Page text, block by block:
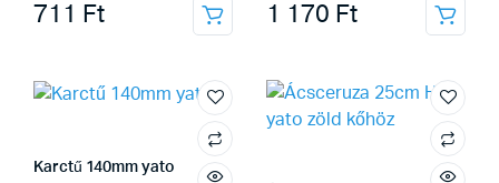
711 Ft 1 170 Ft
Karctű 140mm yato